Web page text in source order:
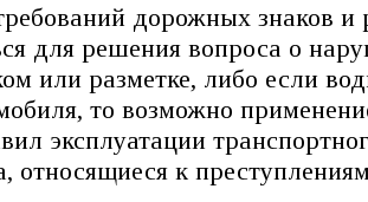
дорожных знаков и
для решения вопроса о
или разметке, либо если
то возможно
эксплуатации
относящиеся к